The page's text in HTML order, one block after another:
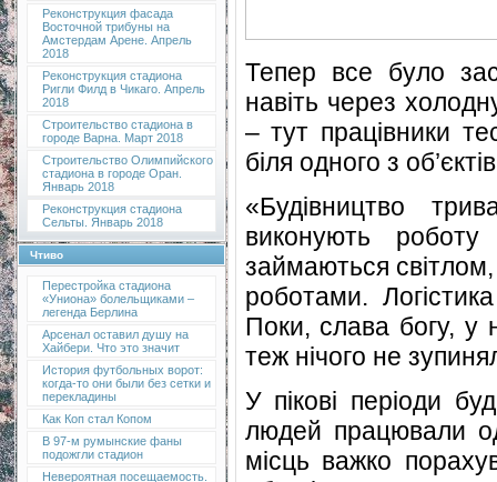
Реконструкция фасада
Восточной трибуны на
Амстердам Арене. Апрель
2018
Реконструкция стадиона
Ригли Филд в Чикаго. Апрель
2018
Строительство стадиона в
городе Варна. Март 2018
Строительство Олимпийского
стадиона в городе Оран.
Январь 2018
Реконструкция стадиона
Сельты. Январь 2018
Чтиво
Перестройка стадиона
«Униона» болельщиками –
легенда Берлина
Арсенал оставил душу на
Хайбери. Что это значит
История футбольных ворот:
когда-то они были без сетки и
перекладины
Как Коп стал Копом
В 97-м румынские фаны
подожгли стадион
Невероятная посещаемость.
Тепер все було
навіть через
– тут працівники
біля одного з
«Будівництво
виконують
займаються
роботами.
Поки, слава богу, у
теж нічого не
У пікові періоди
людей працювали
місць важко